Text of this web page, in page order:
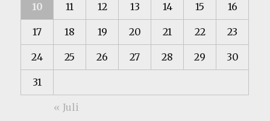
10 11 12 13 14 15 16
17 18 19 20 21 22 23
24 25 26 27 28 29 30
31
« Juli